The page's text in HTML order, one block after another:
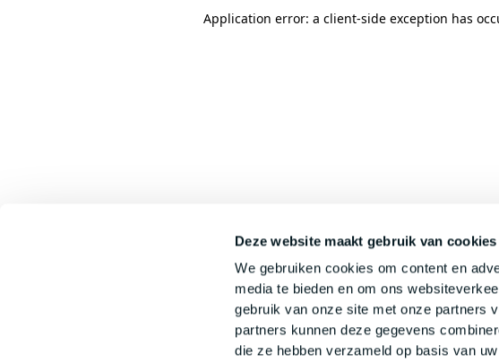
Deze website maakt gebruik van cookies
We gebruiken cookies om content en
media te bieden en om ons
gebruik van onze site met onze partners
partners kunnen deze gegevens
die ze hebben verzameld op basis van
Application error: a client-side exception has